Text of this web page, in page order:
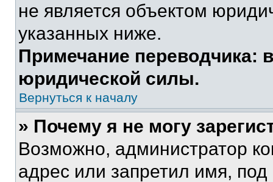
не является объектом
указанных ниже.
Примечание переводчика:
юридической силы.
Вернуться к началу
» Почему я не могу
Возможно, администратор
адрес или запретил имя,